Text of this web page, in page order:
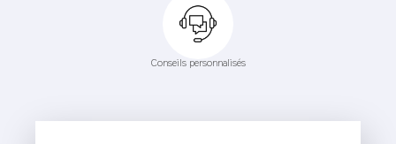
Conseils personnalisés